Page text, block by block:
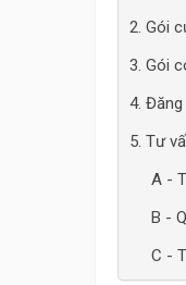
2. Gói
3. Gói
4.
5. Tư
A -
B -
C -